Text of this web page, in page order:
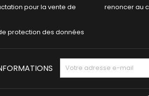
pour la vente de
protection des données
renoncer au